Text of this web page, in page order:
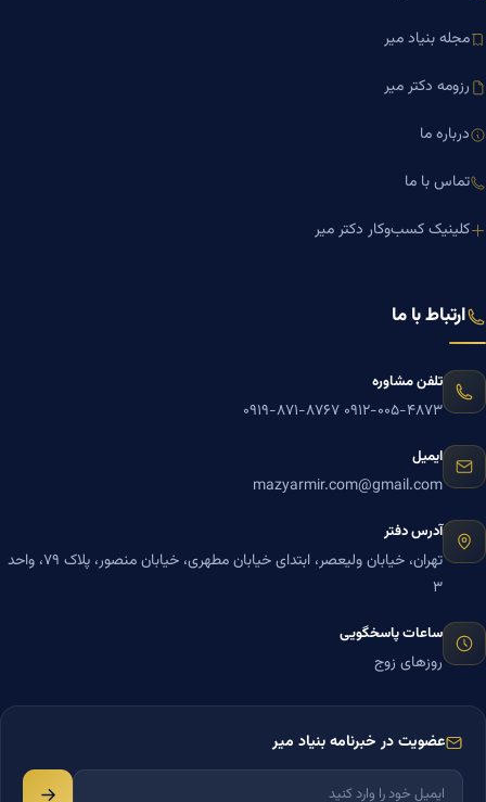
مجله بنیاد میر
رزومه دکتر میر
درباره ما
تماس با ما
کلینیک کسب‌وکار دکتر میر
ارتباط با ما
تلفن مشاوره
۰۹۱۲-۰۰۵-۴۸۷۳ ۰۹۱۹-۸۷۱-۸۷۶۷
ایمیل
mazyarmir.com@gmail.com
آدرس دفتر
تهران، خیابان ولیعصر، ابتدای خیابان مطهری، خیابان منصور، پلاک ۷۹، واحد
۳
ساعات پاسخگویی
روزهای زوج
عضویت در خبرنامه بنیاد میر